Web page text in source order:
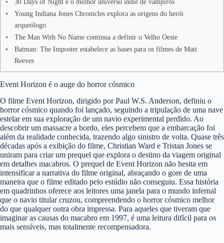
30 Days of Night é o melhor universo indie de vampiros
Young Indiana Jones Chronicles explora as origens do herói
arqueólogo
The Man With No Name continua a definir o Velho Oeste
Batman: The Imposter estabelece as bases para os filmes de Matt
Reeves
Event Horizon é o auge do horror cósmico
O filme Event Horizon, dirigido por Paul W.S. Anderson, definiu o
horror cósmico quando foi lançado, seguindo a tripulação de uma nave
estelar em sua exploração de um navio experimental perdido. Ao
descobrir um massacre a bordo, eles percebem que a embarcação foi
além da realidade conhecida, trazendo algo sinistro de volta. Quase três
décadas após a exibição do filme, Christian Ward e Tristan Jones se
uniram para criar um prequel que explora o destino da viagem original
em detalhes macabros. O prequel de Event Horizon não hesita em
intensificar a narrativa do filme original, abraçando o gore de uma
maneira que o filme editado pelo estúdio não conseguiu. Essa história
em quadrinhos oferece aos leitores uma janela para o mundo infernal
que o navio titular cruzou, compreendendo o horror cósmico melhor
do que qualquer outra obra impressa. Para aqueles que tiveram que
imaginar as causas do macabro em 1997, é uma leitura difícil para os
mais sensíveis, mas totalmente recompensadora.